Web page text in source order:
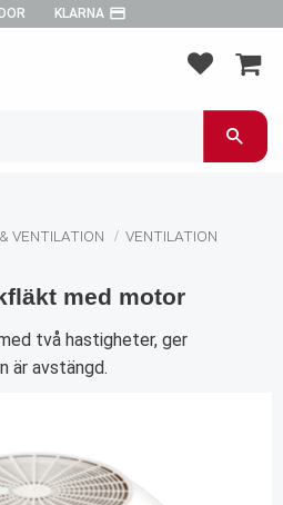
KLARNA payment
VENTILATION VENTILATION
med motor
två hastigheter, ger
är avstängd.